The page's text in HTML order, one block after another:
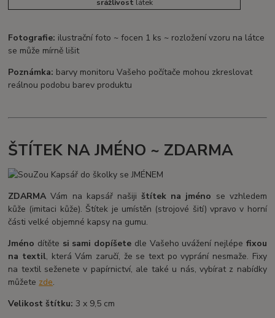
Fotografie: ilustrační foto ~ focen 1 ks ~ rozložení vzoru na látce
se může mírně lišit
Poznámka: barvy monitoru Vašeho počítače mohou zkreslovat
reálnou podobu barev produktu
ŠTÍTEK NA JMÉNO ~ ZDARMA
ZDARMAVám na kapsář našiji štítek na jméno se vzhledem
kůže (imitaci kůže). Štítek je umístěn (strojové šití) vpravo v horní
části velké objemné kapsy na gumu.
Jméno dítěte si sami dopíšete dle Vašeho uvážení nejlépe fixou
na textil, která Vám zaručí, že se text po vyprání nesmaže. Fixy
na textil seženete v papírnictví, ale také u nás, vybírat z nabídky
můžete zde.
Velikost štítku:3 x 9,5 cm